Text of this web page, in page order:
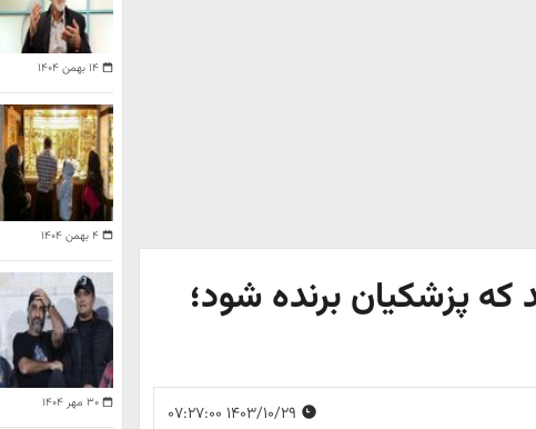
پزشکیان برنده شود؛
۱۴ بهمن ۱۴۰۴
۴ بهمن ۱۴۰۴
۳۰ مهر ۱۴۰۴